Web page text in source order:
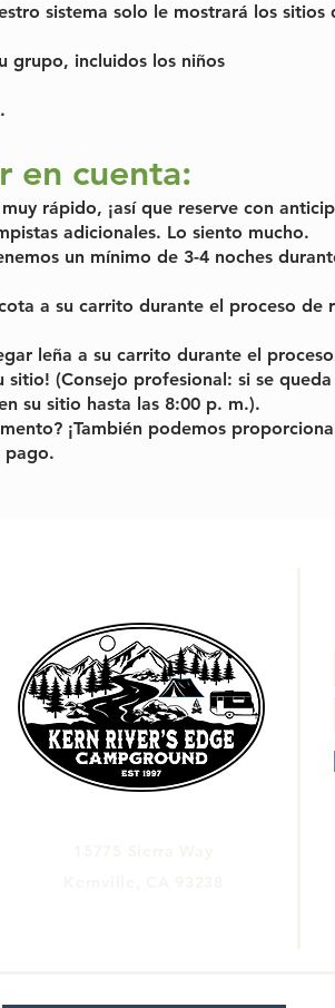
sistema solo le mostrará los sitios
grupo, incluidos los niños
en cuenta:
rápido, ¡así que reserve con
adicionales. Lo siento mucho.
un mínimo de 3-4 noches
a su carrito durante el proceso de
leña a su carrito durante el
(Consejo profesional: si se
su sitio hasta las 8:00 p. m.).
¡También podemos
pago.